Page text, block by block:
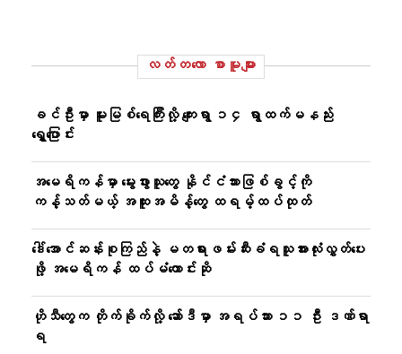
လတ်တ‌လော စာမူများ
ခင်ဦးမှာ မူးမြစ်ရေကြီးလို့ ကျေးရွာ ၁၄ ရွာထက်မနည်း
ရွှေ့ပြောင်း
အမေရိကန်မှာ မွေးဖွားသူတွေ နိုင်ငံသားဖြစ်ခွင့်ကို
ကန့်သတ်မယ့် အထူးအမိန့်တွေ ထရမ့်ထပ်ထုတ်
ဒေါ်အောင်ဆန်းစုကြည်နဲ့ မတရားဖမ်းဆီးခံရသူအားလုံးလွှတ်ပေး
ဖို့ အမေရိကန် ထပ်မံတောင်းဆို
ဟိုသီတွေက တိုက်ခိုက်လို့ ဆော်ဒီမှာ အရပ်သား ၁၁ ဦး ဒဏ်ရာ
ရ